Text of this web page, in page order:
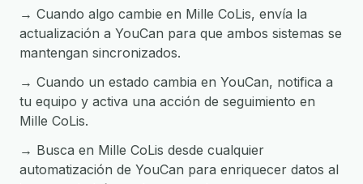
→ Cuando algo cambie en Mille CoLis, envía la
actualización a YouCan para que ambos sistemas se
mantengan sincronizados.
→ Cuando un estado cambia en YouCan, notifica a
tu equipo y activa una acción de seguimiento en
Mille CoLis.
→ Busca en Mille CoLis desde cualquier
automatización de YouCan para enriquecer datos al